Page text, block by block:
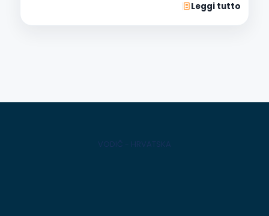
Leggi tutto
VODIČ - HRVATSKA